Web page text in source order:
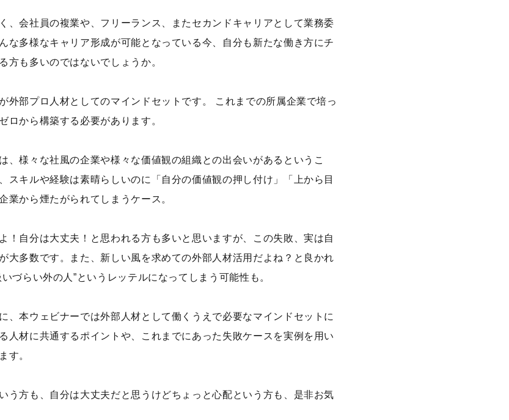
、会社員の複業や、フリーランス、またセカンドキャリアとして業務委
な多様なキャリア形成が可能となっている今、自分も新たな働き方にチ
方も多いのではないでしょうか。
外部プロ人材としてのマインドセットです。 これまでの所属企業で培っ
ロから構築する必要があります。
、様々な社風の企業や様々な価値観の組織との出会いがあるというこ
スキルや経験は素晴らしいのに「自分の価値観の押し付け」「上から目
業から煙たがられてしまうケース。
！自分は大丈夫！と思われる方も多いと思いますが、この失敗、実は自
大多数です。また、新しい風を求めての外部人材活用だよね？と良かれ
づらい外の人”というレッテルになってしまう可能性も。
、本ウェビナーでは外部人材として働くうえで必要なマインドセットに
人材に共通するポイントや、これまでにあった失敗ケースを実例を用い
す。
う方も、自分は大丈夫だと思うけどちょっと心配という方も、是非お気